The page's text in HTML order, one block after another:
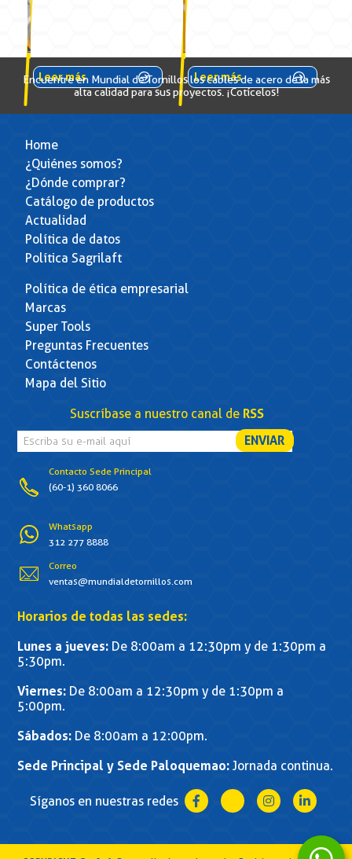
Leer más Leer más
Encuentre en Mundial de Tornillos los cables de acero de la más
alta calidad para sus proyectos. ¡Cotícelos!
Home
¿Quiénes somos?
¿Dónde comprar?
Catálogo de productos
Actualidad
Política de datos
Política Sagrilaft
Política de ética empresarial
Marcas
Super Tools
Preguntas Frecuentes
Contáctenos
Mapa del Sitio
Suscríbase a nuestro canal de RSS
Contacto Sede Principal
(60-1) 360 8066
Whatsapp
312 277 8888
Correo
ventas@mundialdetornillos.com
Horarios de todas las sedes:
Lunes a jueves: De 8:00am a 12:30pm y de 1:30pm a
5:30pm.
Viernes: De 8:00am a 12:30pm y de 1:30pm a
5:00pm.
Sábados: De 8:00am a 12:00pm.
Sede Principal y Sede Paloquemao: Jornada continua.
Síganos en nuestras redes